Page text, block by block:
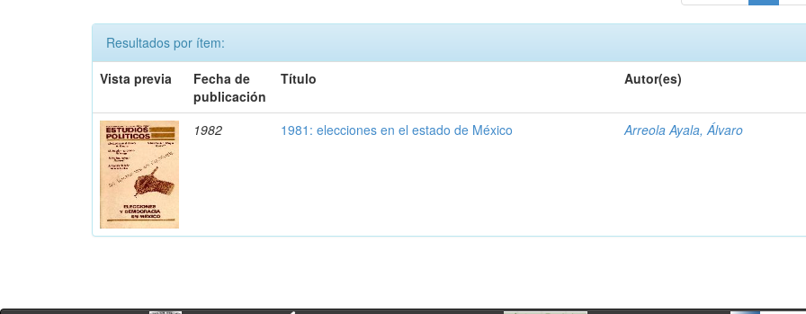
Resultados por ítem:
Vista previa
Fecha de
publicación
Título Autor(es)
1982 1981: elecciones en el estado de México Arreola Ayala, Álvaro